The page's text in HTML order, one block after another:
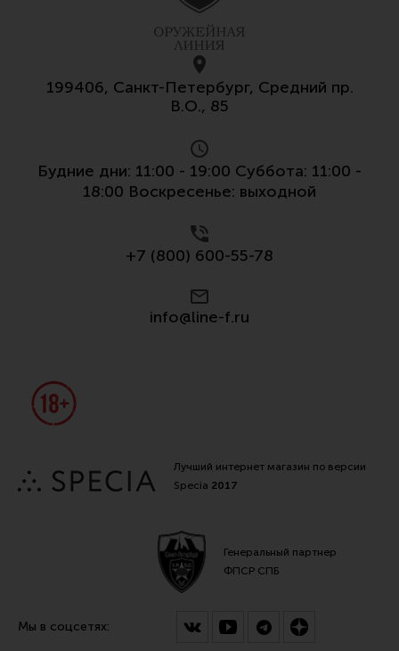
199406, Санкт-Петербург, Средний пр.
В.О., 85
Будние дни: 11:00 - 19:00 Суббота: 11:00 -
18:00 Воскресенье: выходной
+7 (800) 600-55-78
info@line-f.ru
Лучший интернет магазин по версии
Specia 2017
Генеральный партнер
ФПСР СПБ
Мы в соцсетях: